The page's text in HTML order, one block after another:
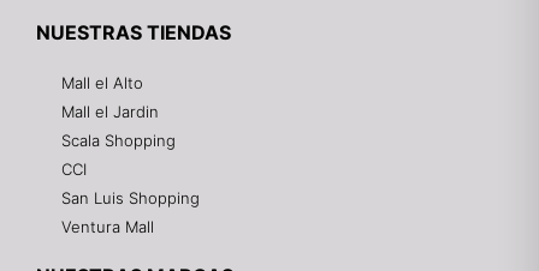
NUESTRAS TIENDAS
Mall el Alto
Mall el Jardin
Scala Shopping
CCI
San Luis Shopping
Ventura Mall